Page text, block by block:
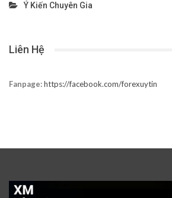
Ý Kiến Chuyên Gia
Liên Hệ
Fanpage:https://facebook.com/forexuytin